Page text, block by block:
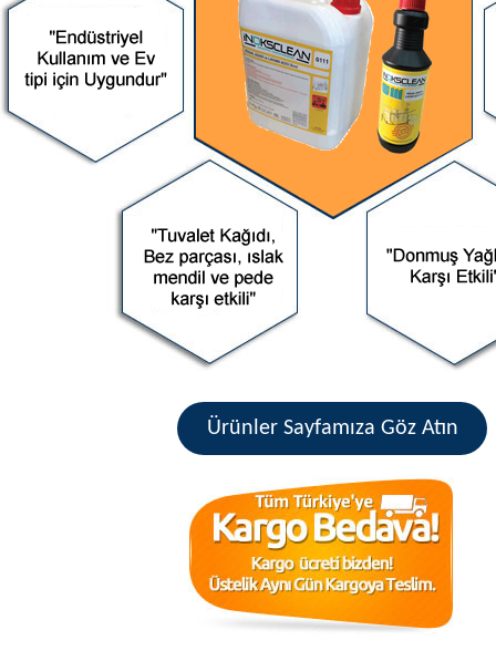
Ürünler Sayfamıza Göz Atın